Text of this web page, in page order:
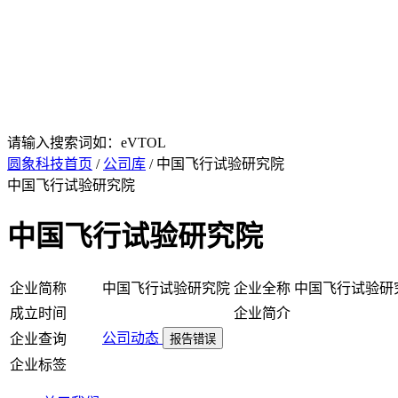
请输入搜索词如：eVTOL
圆象科技首页 / 公司库 / 中国飞行试验研究院
中国飞行试验研究院
中国飞行试验研究院
企业简称 中国飞行试验研究院 企业全称 中国飞行试验研
成立时间
企业简介
企业查询
公司动态 报告错误
企业标签